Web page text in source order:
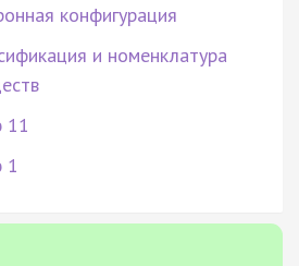
конфигурация
и номенклатура
11
1